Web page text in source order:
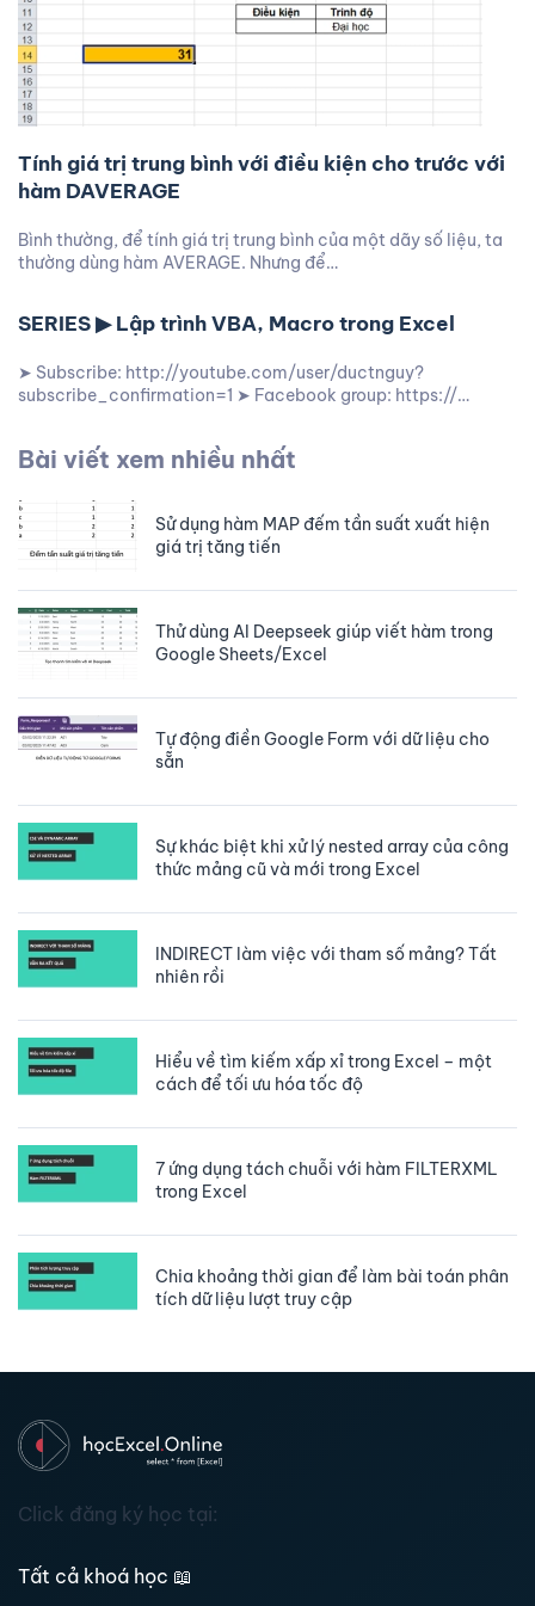
Tính giá trị trung bình với điều kiện cho trước với
hàm DAVERAGE
Bình thường, để tính giá trị trung bình của một dãy số liệu, ta
thường dùng hàm AVERAGE. Nhưng để…
SERIES ▶ Lập trình VBA, Macro trong Excel
➤ Subscribe: http://youtube.com/user/ductnguy?
subscribe_confirmation=1 ➤ Facebook group: https://…
Bài viết xem nhiều nhất
Sử dụng hàm MAP đếm tần suất xuất hiện
giá trị tăng tiến
Thử dùng AI Deepseek giúp viết hàm trong
Google Sheets/Excel
Tự động điền Google Form với dữ liệu cho
sẵn
Sự khác biệt khi xử lý nested array của công
thức mảng cũ và mới trong Excel
INDIRECT làm việc với tham số mảng? Tất
nhiên rồi
Hiểu về tìm kiếm xấp xỉ trong Excel – một
cách để tối ưu hóa tốc độ
7 ứng dụng tách chuỗi với hàm FILTERXML
trong Excel
Chia khoảng thời gian để làm bài toán phân
tích dữ liệu lượt truy cập
Click đăng ký học tại:
Tất cả khoá học 📖